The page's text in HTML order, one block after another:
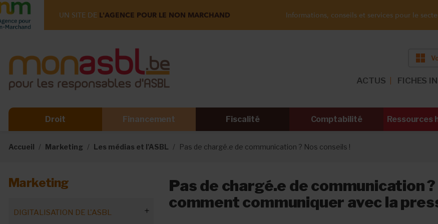
UN SITE DE L'AGENCE POUR LE NON MARCHAND Informations, conseils et services pour le
ACTUS FICHES
Droit Financement Fiscalité Comptabilité Ressources
Accueil Marketing Les médias et l'ASBL Pas de chargé.e de communication ? Nos conseils !
Marketing
DIGITALISATION DE L'ASBL
Pas de chargé.e de communication
comment communiquer avec la